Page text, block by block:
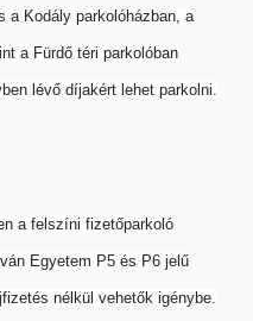
a Kodály parkolóházban, a
a Fürdő téri parkolóban
lévő díjakért lehet parkolni.
a felszíni fizetőparkoló
Egyetem P5 és P6 jelű
nélkül vehetők igénybe.